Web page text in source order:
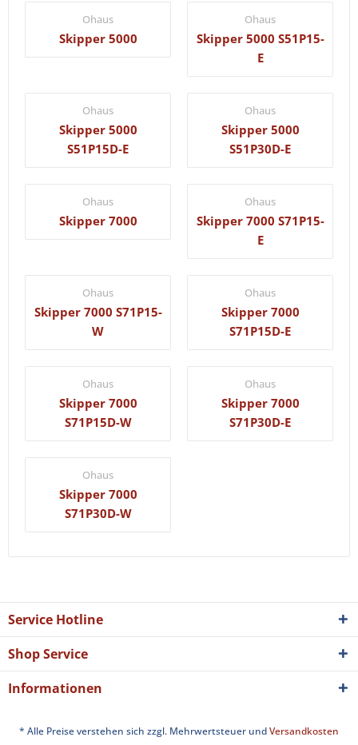
Ohaus
Skipper 5000
Ohaus
Skipper 5000 S51P15-
E
Ohaus
Skipper 5000
S51P15D-E
Ohaus
Skipper 5000
S51P30D-E
Ohaus
Skipper 7000
Ohaus
Skipper 7000 S71P15-
E
Ohaus
Skipper 7000 S71P15-
W
Ohaus
Skipper 7000
S71P15D-E
Ohaus
Skipper 7000
S71P15D-W
Ohaus
Skipper 7000
S71P30D-E
Ohaus
Skipper 7000
S71P30D-W
Service Hotline
Shop Service
Informationen
* Alle Preise verstehen sich zzgl. Mehrwertsteuer undVersandkosten